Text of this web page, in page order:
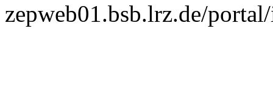
zepweb01.bsb.lrz.de/